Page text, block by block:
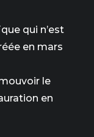
qui n’est
en mars
le
en